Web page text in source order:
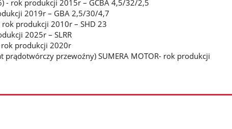
- rok produkcji 2015r – GCBA 4,5/32/2,5
2019r – GBA 2,5/30/4,7
produkcji 2010r – SHD 23
2025r – SLRR
produkcji 2020r
prądotwórczy przewoźny) SUMERA MOTOR- rok produkcji